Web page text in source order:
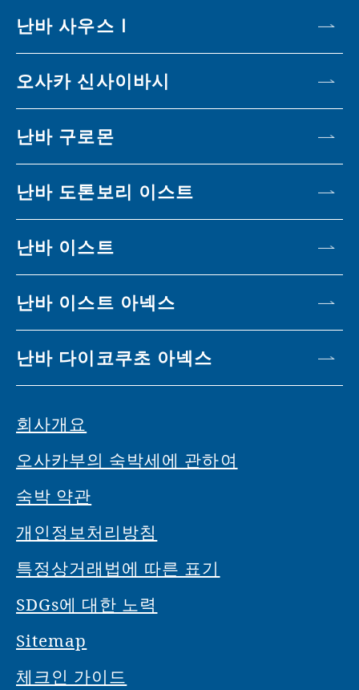
난바 사우스Ⅰ
오사카 신사이바시
난바 구로몬
난바 도톤보리 이스트
난바 이스트
난바 이스트 아넥스
난바 다이코쿠초 아넥스
회사개요
오사카부의 숙박세에 관하여
숙박 약관
개인정보처리방침
특정상거래법에 따른 표기
SDGs에 대한 노력
Sitemap
체크인 가이드